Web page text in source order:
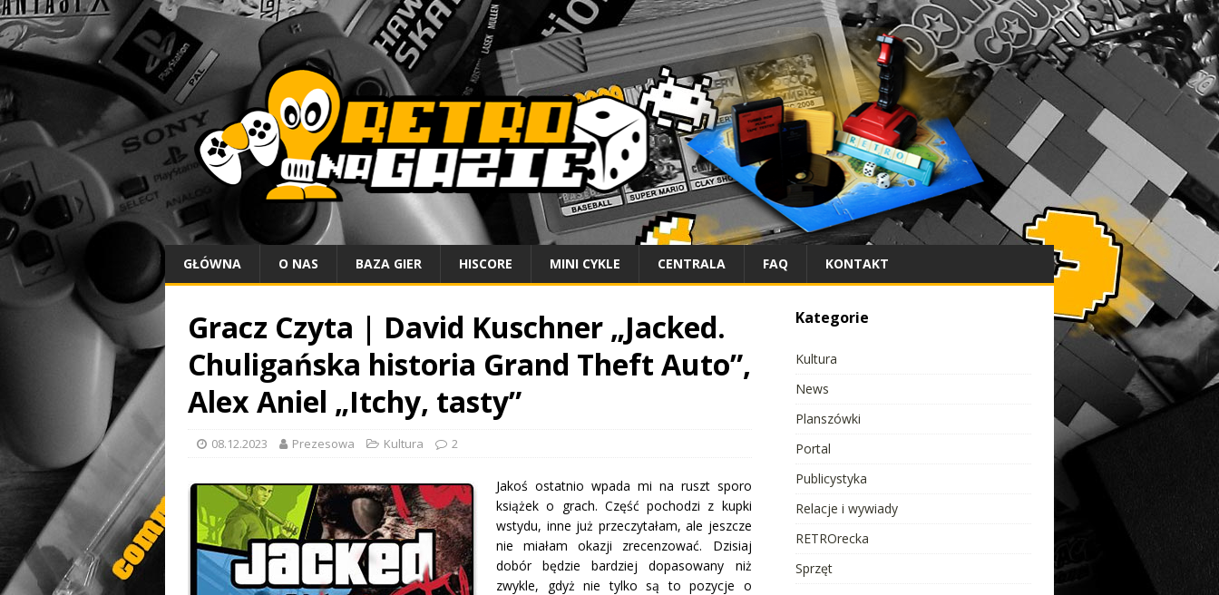
GŁÓWNA O NAS BAZA GIER HISCORE MINI CYKLE CENTRALA FAQ KONTAKT
Gracz Czyta | David Kuschner „Jacked.
Chuligańska historia Grand Theft Auto”,
Alex Aniel „Itchy, tasty”
08.12.2023 Prezesowa Kultura 2
Jakoś ostatnio wpada mi na ruszt sporo
książek o grach. Część pochodzi z kupki
wstydu, inne już przeczytałam, ale jeszcze
nie miałam okazji zrecenzować. Dzisiaj
dobór będzie bardziej dopasowany niż
zwykle, gdyż nie tylko są to pozycje o
Kategorie
Kultura
News
Planszówki
Portal
Publicystyka
Relacje i wywiady
RETROrecka
Sprzęt